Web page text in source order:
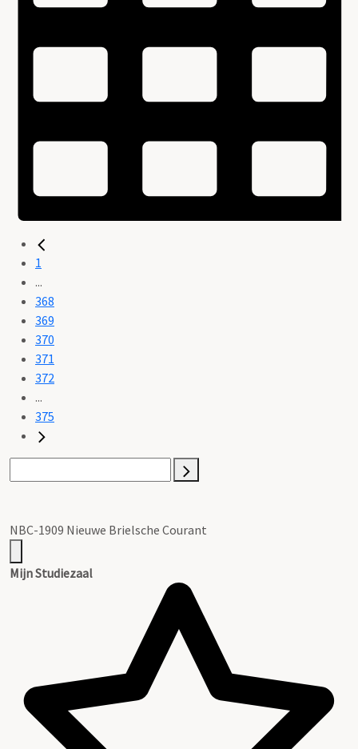
1
...
368
369
370
371
372
...
375
NBC-1909 Nieuwe Brielsche Courant
Mijn Studiezaal